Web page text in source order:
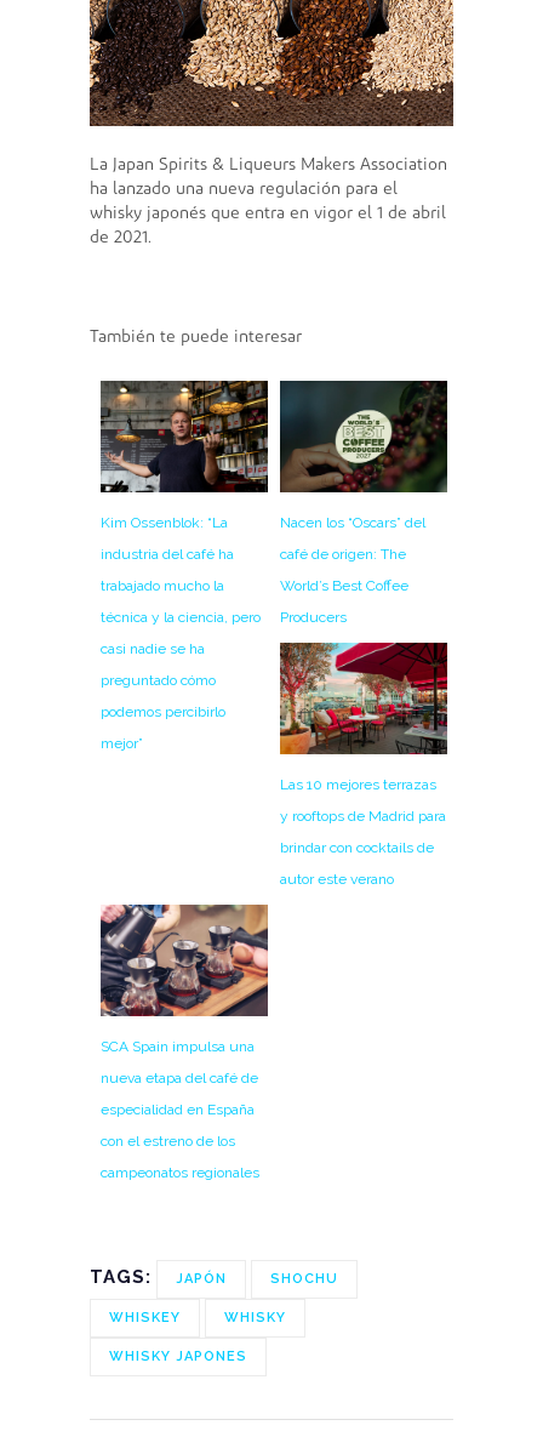
La Japan Spirits & Liqueurs Makers Association
ha lanzado una nueva regulación para el
whisky japonés que entra en vigor el 1 de abril
de 2021.
También te puede interesar
Kim Ossenblok: “La
industria del café ha
trabajado mucho la
técnica y la ciencia, pero
casi nadie se ha
preguntado cómo
podemos percibirlo
mejor”
Nacen los “Oscars” del
café de origen: The
World’s Best Coffee
Producers
Las 10 mejores terrazas
y rooftops de Madrid para
brindar con cocktails de
autor este verano
SCA Spain impulsa una
nueva etapa del café de
especialidad en España
con el estreno de los
campeonatos regionales
TAGS: JAPÓN SHOCHU
WHISKEY WHISKY
WHISKY JAPONES